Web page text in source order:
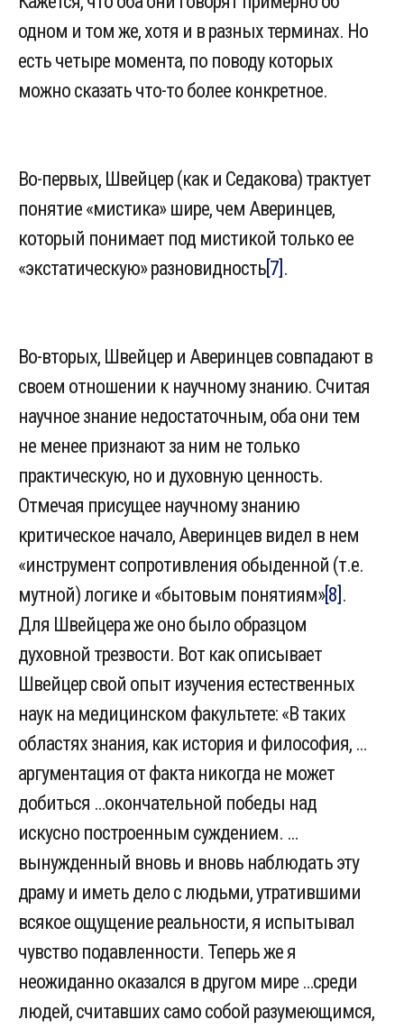
одном и том же, хотя и в разных терминах. Но
есть четыре момента, по поводу которых
можно сказать что-то более конкретное.
Во-первых, Швейцер (как и Седакова) трактует
понятие «мистика» шире, чем Аверинцев,
который понимает под мистикой только ее
«экстатическую» разновидность [7] .
Во-вторых, Швейцер и Аверинцев совпадают в
своем отношении к научному знанию. Считая
научное знание недостаточным, оба они тем
не менее признают за ним не только
практическую, но и духовную ценность.
Отмечая присущее научному знанию
критическое начало, Аверинцев видел в нем
«инструмент сопротивления обыденной (т.е.
мутной) логике и «бытовым понятиям»[8] .
Для Швейцера же оно было образцом
духовной трезвости. Вот как описывает
Швейцер свой опыт изучения естественных
наук на медицинском факультете: «В таких
областях знания, как история и философия, …
аргументация от факта никогда не может
добиться …окончательной победы над
искусно построенным суждением. …
вынужденный вновь и вновь наблюдать эту
драму и иметь дело с людьми, утратившими
всякое ощущение реальности, я испытывал
чувство подавленности. Теперь же я
неожиданно оказался в другом мире …среди
людей, считавших само собой разумеющимся,